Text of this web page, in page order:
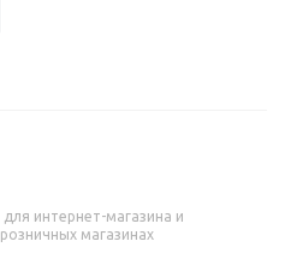
интернет-магазина и
магазинах